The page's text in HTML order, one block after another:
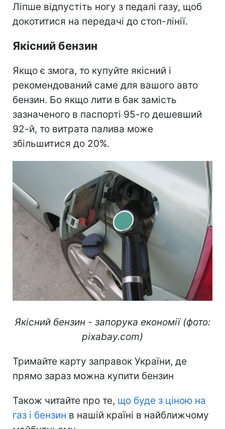
Ліпше відпустіть ногу з педалі газу, щоб
докотитися на передачі до стоп-лінії.
Якісний бензин
Якщо є змога, то купуйте якісний і
рекомендований саме для вашого авто
бензин. Бо якщо лити в бак замість
зазначеного в паспорті 95-го дешевший
92-й, то витрата палива може
збільшитися до 20%.
Якісний бензин - запорука економії (фото:
pixabay.com)
Тримайте карту заправок України, де
прямо зараз можна купити бензин
Також читайте про те, що буде з ціною на
газ і бензин в нашій країні в найближчому